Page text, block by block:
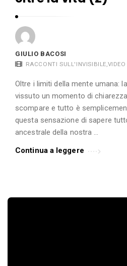
GIULIO BACOSI
RACCONTI SULL'INVISIBILE VIDEO
Oltre i limiti della mente umana:
vissuto un momento di
scompare e tutto è
questa sensazione di sapere
ancestrale della nostra …
Continua a leggere